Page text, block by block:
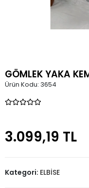
GÖMLEK YAKA
Ürün Kodu: 3654
3.099,19 TL
Kategori: ELBİSE